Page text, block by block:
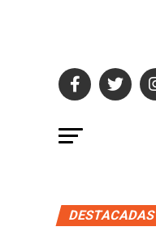
DESTACADAS